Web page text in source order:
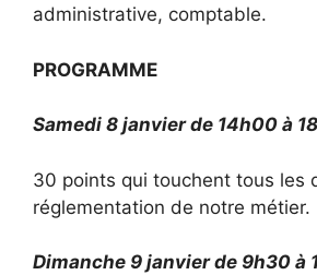
administrative, comptable.
PROGRAMME
Samedi 8 janvier de 14h00 à
30 points qui touchent tous les
réglementation de notre métier.
Dimanche 9 janvier de 9h30 à